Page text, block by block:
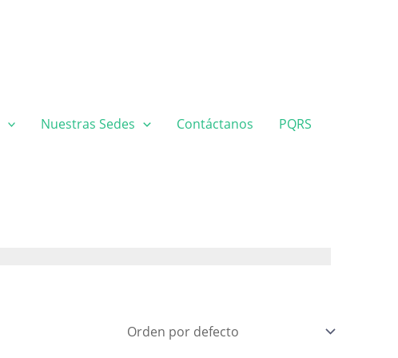
Nuestras Sedes Contáctanos PQRS